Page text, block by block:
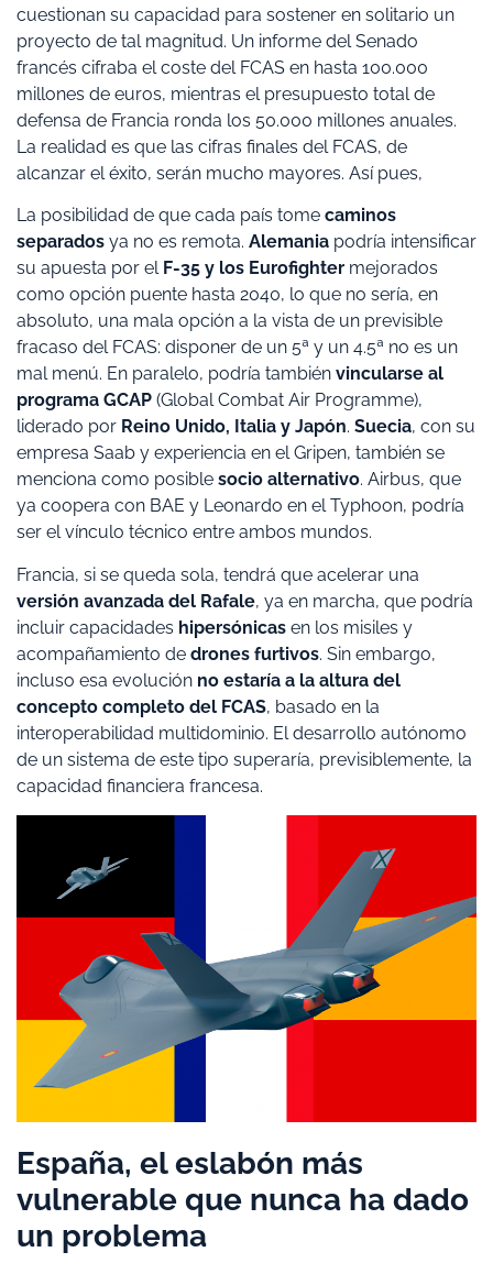
cuestionan su capacidad para sostener en solitario un
proyecto de tal magnitud. Un informe del Senado
francés cifraba el coste del FCAS en hasta 100.000
millones de euros, mientras el presupuesto total de
defensa de Francia ronda los 50.000 millones anuales.
La realidad es que las cifras finales del FCAS, de
alcanzar el éxito, serán mucho mayores. Así pues,
La posibilidad de que cada país tome caminos
separados ya no es remota. Alemania podría intensificar
su apuesta por el F-35 y los Eurofighter mejorados
como opción puente hasta 2040, lo que no sería, en
absoluto, una mala opción a la vista de un previsible
fracaso del FCAS: disponer de un 5ª y un 4.5ª no es un
mal menú. En paralelo, podría también vincularse al
programa GCAP (Global Combat Air Programme),
liderado por Reino Unido, Italia y Japón. Suecia, con su
empresa Saab y experiencia en el Gripen, también se
menciona como posible socio alternativo. Airbus, que
ya coopera con BAE y Leonardo en el Typhoon, podría
ser el vínculo técnico entre ambos mundos.
Francia, si se queda sola, tendrá que acelerar una
versión avanzada del Rafale, ya en marcha, que podría
incluir capacidades hipersónicas en los misiles y
acompañamiento de drones furtivos. Sin embargo,
incluso esa evolución no estaría a la altura del
concepto completo del FCAS, basado en la
interoperabilidad multidominio. El desarrollo autónomo
de un sistema de este tipo superaría, previsiblemente, la
capacidad financiera francesa.
España, el eslabón más
vulnerable que nunca ha dado
un problema